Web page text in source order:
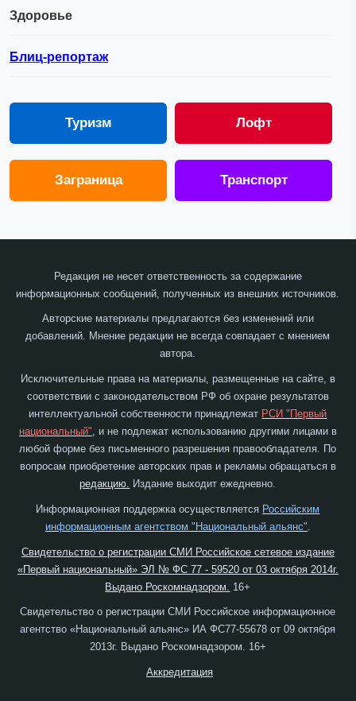
Здоровье
Блиц-репортаж
Туризм Лофт
Заграница Транспорт
Редакция не несет ответственность за содержание
информационных сообщений, полученных из внешних источников.
Авторские материалы предлагаются без изменений или
добавлений. Мнение редакции не всегда совпадает с мнением
автора.
Исключительные права на материалы, размещенные на сайте, в
соответствии с законодательством РФ об охране результатов
интеллектуальной собственности принадлежат РСИ "Первый
национальный", и не подлежат использованию другими лицами в
любой форме без письменного разрешения правообладателя. По
вопросам приобретение авторских прав и рекламы обращаться в
редакцию. Издание выходит ежедневно.
Информационная поддержка осуществляется Российским
информационным агентством "Национальный альянс"
Свидетельство о регистрации СМИ Российское сетевое издание
«Первый национальный» ЭЛ № ФС 77 - 59520 от 03 октября 2014г.
Выдано Роскомнадзором.
16+
Свидетельство о регистрации СМИ Российское информационное
агентство «Национальный альянс» ИА ФС77-55678 от 09 октября
2013г. Выдано Роскомнадзором. 16+
Аккредитация